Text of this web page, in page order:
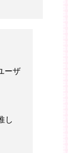
ーザ
し